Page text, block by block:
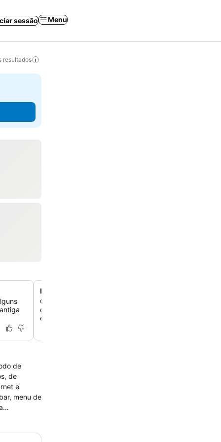
sessão Menu
resultados
Buffet de café da manhã variado e farto
Comece o seu dia com um buffet diversificado no estilo
que oferece uma ampla seleção de itens quentes e
especialidades gregas.
de
de
e
menu de